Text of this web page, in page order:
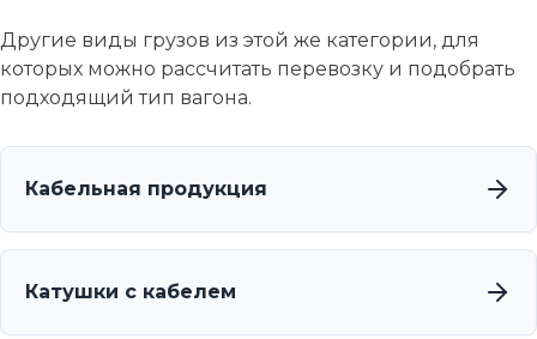
Другие виды грузов из этой же категории, для
которых можно рассчитать перевозку и подобрать
подходящий тип вагона.
Кабельная продукция
Катушки с кабелем